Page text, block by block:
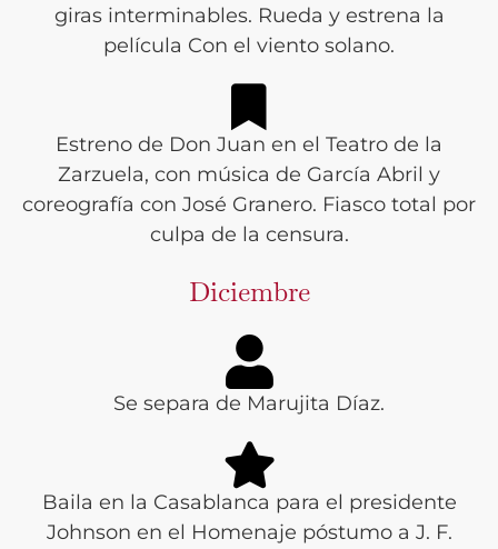
giras interminables. Rueda y estrena la
película Con el viento solano.
Estreno de Don Juan en el Teatro de la
Zarzuela, con música de García Abril y
coreografía con José Granero. Fiasco total por
culpa de la censura.
Diciembre
Se separa de Marujita Díaz.
Baila en la Casablanca para el presidente
Johnson en el Homenaje póstumo a J. F.